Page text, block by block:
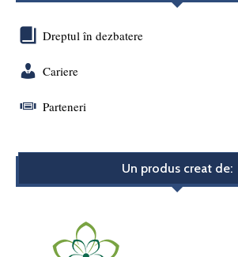
Dreptul în dezbatere
Cariere
Parteneri
Un produs creat de: